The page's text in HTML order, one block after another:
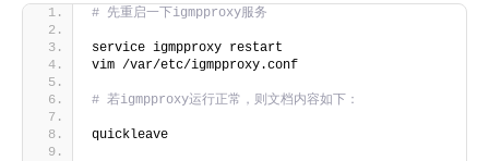
# 先重启一下igmpproxy服务
service igmpproxy restart
vim /var/etc/igmpproxy.conf
# 若igmpproxy运行正常，则文档内容如下：
quickleave